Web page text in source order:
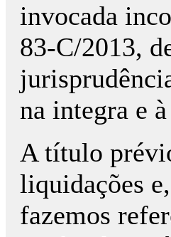
invocada
83-C/2013,
na integra e
A título
liquidações
fazemos